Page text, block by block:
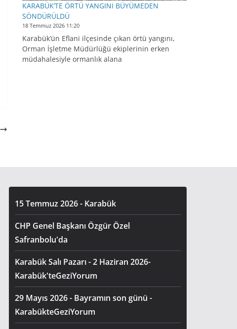
KARABÜK’TE ÖRTÜ YANGINI BÜYÜMEDEN
SÖNDÜRÜLDÜ
18 Temmuz 2026 11:20
Karabük’ün Eflani ilçesinde çıkan örtü yangını,
Orman İşletme Müdürlüğü ekiplerinin erken
müdahalesiyle ormanlık alana
15 Temmuz 2026 - Karabük
CHP Genel Başkanı Özgür Özel
Safranbolu'da
Karabük Salı Pazarı - 2 Haziran 2026-
Karabük'teGeziYorum
29 Mayıs 2026 - Bayramın son günü -
KarabükteGeziYorum